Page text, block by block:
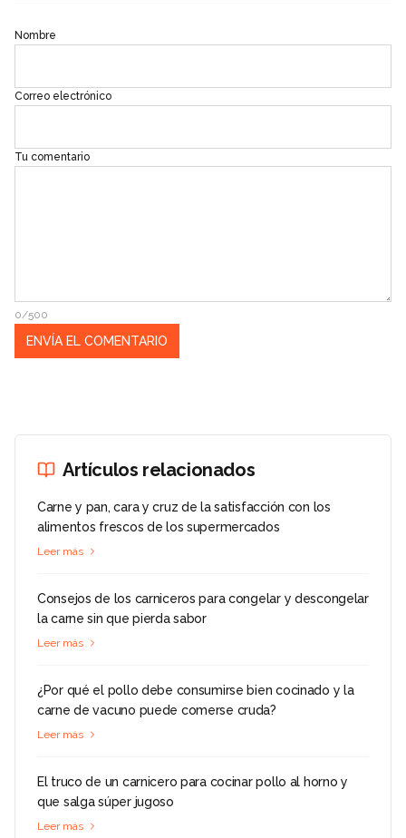
Nombre
Correo electrónico
Tu comentario
0/500
Artículos relacionados
Carne y pan, cara y cruz de la satisfacción con los
alimentos frescos de los supermercados
Leer más
Consejos de los carniceros para congelar y descongelar
la carne sin que pierda sabor
Leer más
¿Por qué el pollo debe consumirse bien cocinado y la
carne de vacuno puede comerse cruda?
Leer más
El truco de un carnicero para cocinar pollo al horno y
que salga súper jugoso
Leer más